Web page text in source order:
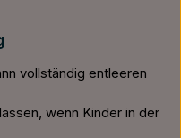
vollständig entleeren
wenn Kinder in der